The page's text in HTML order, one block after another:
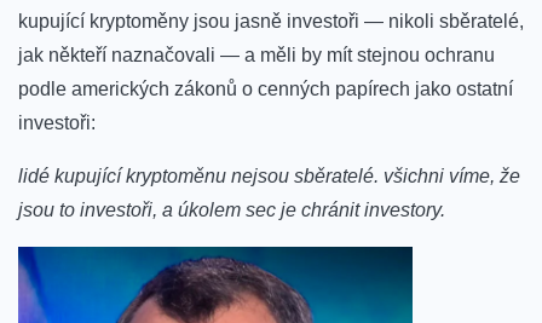
kupující kryptoměny ⁤jsou⁢ jasně investoři⁣ — nikoli sběratelé,
jak někteří naznačovali ‌— a měli by mít stejnou ochranu
podle amerických zákonů o cenných papírech‍ jako ostatní
investoři:
lidé ⁣kupující kryptoměnu nejsou sběratelé. všichni víme, že
jsou to investoři, a úkolem sec je chránit investory.